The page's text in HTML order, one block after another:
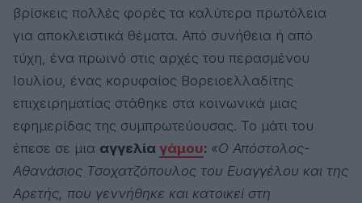
βρίσκεις πολλές φορές τα καλύτερα πρωτόλεια
για αποκλειστικά θέματα. Από συνήθεια ή από
τύχη, ένα πρωινό στις αρχές του περασμένου
Ιουλίου, ένας κορυφαίος Βορειοελλαδίτης
επιχειρηματίας στάθηκε στα κοινωνικά μιας
εφημερίδας της συμπρωτεύουσας. Το μάτι του
έπεσε σε μια αγγελία γάμου: «Ο Απόστολος-
Αθανάσιος Τσοχατζόπουλος του Ευαγγέλου και της
Αρετής, που γεννήθηκε και κατοικεί στη